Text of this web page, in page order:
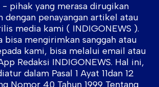
pihak yang merasa dirugikan
dengan penayangan artikel atau
media kami ( INDIGONEWS ).
bisa mengirimkan sanggah atau
kami, bisa melalui email atau
Redaksi INDIGONEWS. Hal ini,
dalam Pasal 1 Ayat 11dan 12
Nomor 40 Tahun 1999 Tentang